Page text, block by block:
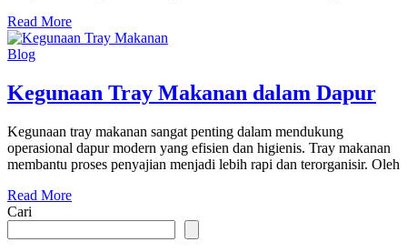
Read More
Blog
Kegunaan Tray Makanan dalam Dapur
Kegunaan tray makanan sangat penting dalam mendukung
operasional dapur modern yang efisien dan higienis. Tray makanan
membantu proses penyajian menjadi lebih rapi dan terorganisir. Oleh
Read More
Cari